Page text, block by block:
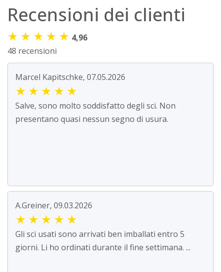
Recensioni dei clienti
★ ★ ★ ★ ★ 4,96
48 recensioni
Marcel Kapitschke, 07.05.2026
★ ★ ★ ★ ★
Salve, sono molto soddisfatto degli sci. Non
presentano quasi nessun segno di usura.
A.Greiner, 09.03.2026
★ ★ ★ ★ ★
Gli sci usati sono arrivati ben imballati entro 5
giorni. Li ho ordinati durante il fine settimana. ...